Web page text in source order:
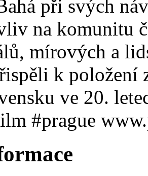
při svých
na komunitu
mírových a
k položení
ve 20.
#prague